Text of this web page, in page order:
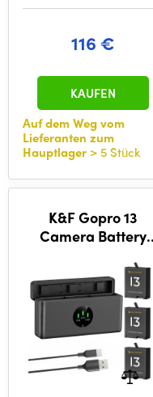
116 €
Auf dem Weg vom
Lieferanten zum
Hauptlager > 5 Stück
KAUFEN
K&F Gopro 13
Camera Battery
Charger